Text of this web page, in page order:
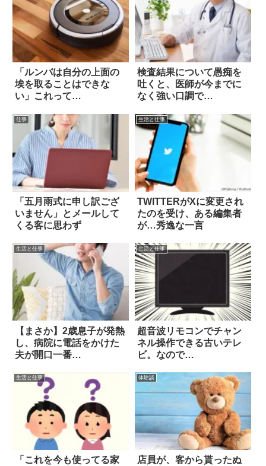
「ルンバは自分の上面の
埃を取ることはできな
い」これって…
検査結果について愚痴を
吐くと、医師が今までに
なく強い口調で…
仕事
「五月雨式に申し訳ござ
いません」とメールして
くる客に思わず
生活と仕事
TWITTERがXに変更され
たのを受け、ある編集者
が…秀逸な一言
生活と仕事
【まさか】2歳息子が発熱
し、病院に電話をかけた
夫が開口一番…
生活と仕事
超音波リモコンでチャン
ネル操作できる古いテレ
ビ。なので…
生活と仕事
「これを今も使ってる家
体験談
店員が、客から貰ったぬ